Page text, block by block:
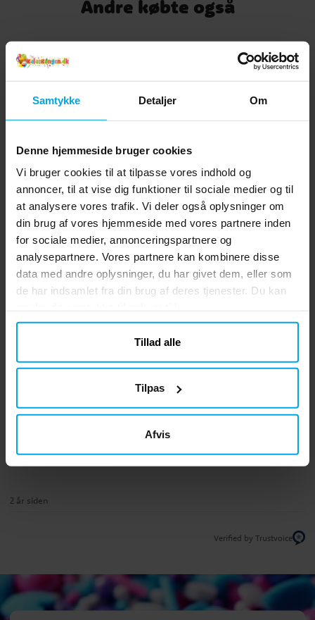
Samtykke Detaljer Om
Denne hjemmeside bruger cookies
Vi bruger cookies til at tilpasse vores indhold og
annoncer, til at vise dig funktioner til sociale medier og til
at analysere vores trafik. Vi deler også oplysninger om
din brug af vores hjemmeside med vores partnere inden
for sociale medier, annonceringspartnere og
analysepartnere. Vores partnere kan kombinere disse
data med andre oplysninger, du har givet dem, eller som
de har indsamlet fra din brug af deres tjenester. Du kan
Tillad alle
Tilpas
Afvis
Andre købte også
Papsugerør Sorte
Flagermus 12 stk
19 kr.
19 kr.
KØB
Mini Flipperspil -
Gaming Party
Pris:5 kr.
KØB
5.0
vurdering
1 ☆
2 år siden
Verified by Trustvoice